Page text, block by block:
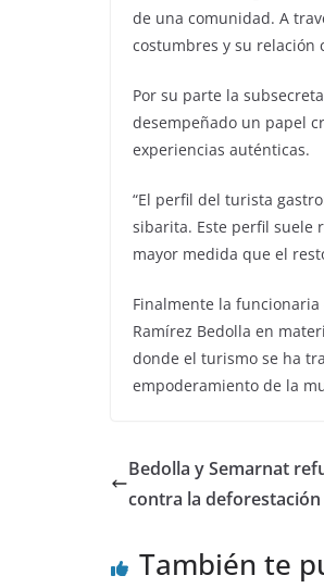
de una comunidad. A
costumbres y su relación
Por su parte la
desempeñado un papel
experiencias auténticas.
“El perfil del turista
sibarita. Este perfil suele
mayor medida que el
Finalmente la
Ramírez Bedolla en
donde el turismo se ha
empoderamiento de la
Bedolla y Semarnat
contra la deforestación
También te